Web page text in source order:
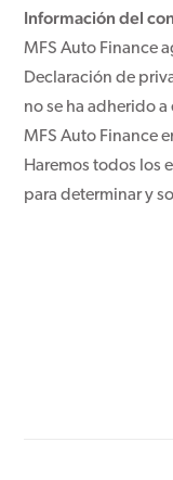
Información del
MFS Auto Finance
Declaración de
no se ha adherido
MFS Auto Finance
Haremos todos los
para determinar y